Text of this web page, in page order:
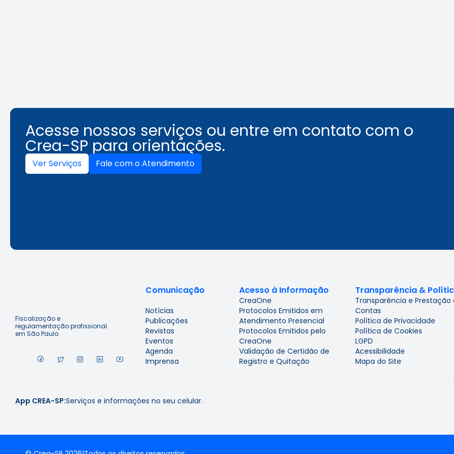
Acesse nossos serviços ou entre em contato com o
Crea-SP para orientações.
Ver Serviços Fale com o Atendimento
Fiscalização e
regulamentação profissional
em São Paulo.
Comunicação
Notícias
Publicações
Revistas
Eventos
Agenda
Imprensa
Acesso à Informação
CreaOne
Protocolos Emitidos em
Atendimento Presencial
Protocolos Emitidos pelo
CreaOne
Validação de Certidão de
Registro e Quitação
Transparência &
Transparência e Prestação
Contas
Política de Privacidade
Política de Cookies
LGPD
Acessibilidade
Mapa do Site
App CREA-SP:Serviços e informações no seu celular.